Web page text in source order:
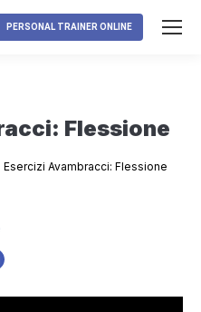
PERSONAL TRAINER ONLINE
Flessione
Esercizi Avambracci: Flessione